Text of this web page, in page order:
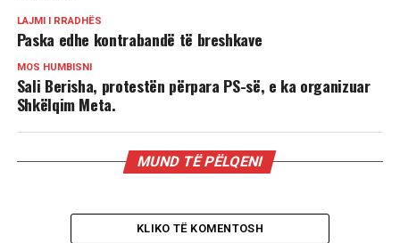
LAJMI I RRADHËS
Paska edhe kontrabandë të breshkave
MOS HUMBISNI
Sali Berisha, protestën përpara PS-së, e ka organizuar
Shkëlqim Meta.
MUND TË PËLQENI
KLIKO TË KOMENTOSH